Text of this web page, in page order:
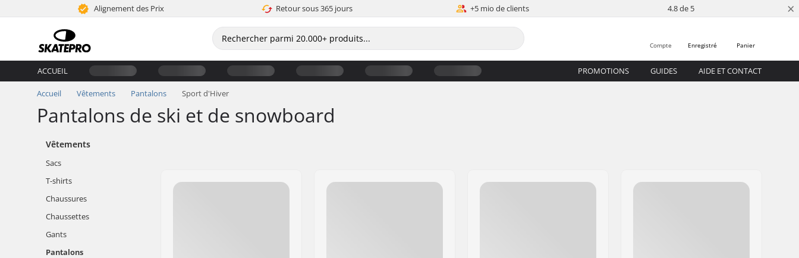
Alignement des Prix Retour sous 365 jours +5 mio de clients 4.8 de 5 ×
Panier
Enregistré
Compte
ACCUEIL PROMOTIONS GUIDES AIDE ET CONTACT
Accueil Vêtements Pantalons Sport d'Hiver
Pantalons de ski et de snowboard
Vêtements
Sacs
T-shirts
Chaussures
Chaussettes
Gants
Pantalons